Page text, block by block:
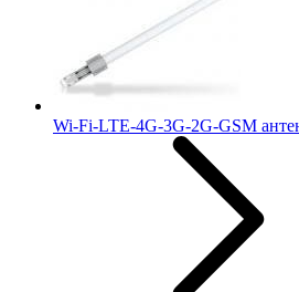
Wi-Fi-LTE-4G-3G-2G-GSM